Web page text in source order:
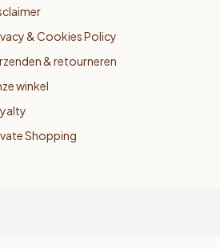
& Cookies Policy
& retourneren
winkel
Shopping